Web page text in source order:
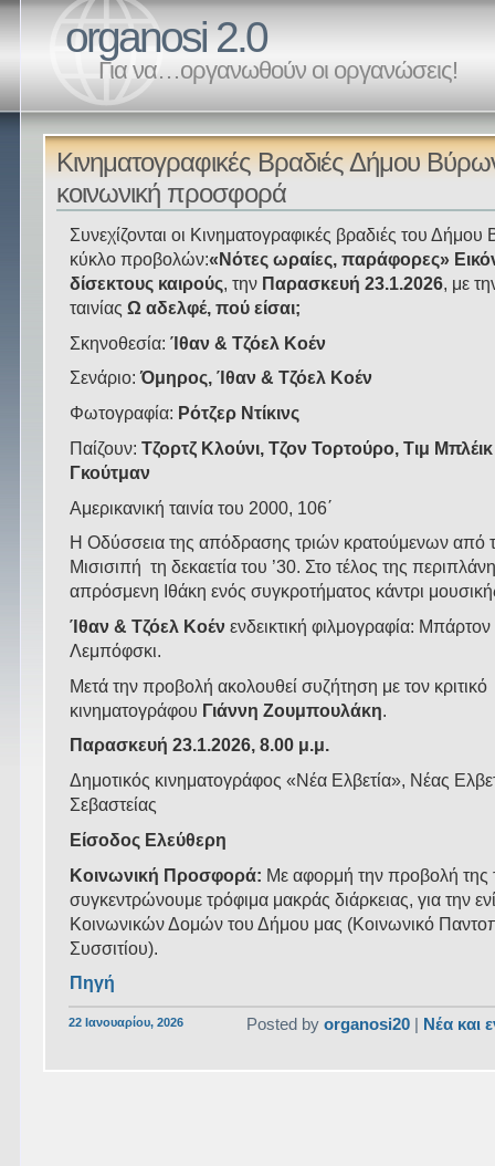
organosi 2.0
Για να…οργανωθούν οι οργανώσεις!
Κινηματογραφικές Βραδιές Δήμου
κοινωνική προσφορά
Συνεχίζονται οι Κινηματογραφικές βραδιές του
κύκλο προβολών:«Νότες ωραίες, παράφορες»
δίσεκτους καιρούς, την Παρασκευή 23.1.2026, με
ταινίαςΩ αδελφέ, πού είσαι;
Σκηνοθεσία:Ίθαν & Τζόελ Κοέν
Σενάριο:Όμηρος, Ίθαν & Τζόελ Κοέν
Φωτογραφία: Ρότζερ Ντίκινς
Παίζουν:Τζορτζ Κλούνι, Τζον Τορτούρο, Τιμ
Γκούτμαν
Αμερικανική ταινία του 2000, 106΄
Η Οδύσσεια της απόδρασης τριών κρατούμενων από
Μισισιπή τη δεκαετία του ’30. Στο τέλος της
απρόσμενη Ιθάκη ενός συγκροτήματος κάντρι
Ίθαν & Τζόελ Κοέν ενδεικτική φιλμογραφία:
Λεμπόφσκι.
Μετά την προβολή ακολουθεί συζήτηση με τον κριτικό
κινηματογράφου Γιάννη Ζουμπουλάκη.
Παρασκευή23.1.2026, 8.00 μ.μ.
Δημοτικός κινηματογράφος «Νέα Ελβετία», Νέας
Σεβαστείας
Είσοδος Ελεύθερη
Κοινωνική Προσφορά: Με αφορμή την προβολή της
συγκεντρώνουμε τρόφιμα μακράς διάρκειας, για την
Κοινωνικών Δομών του Δήμου μας (Κοινωνικό
Συσσιτίου).
Πηγή
22 Ιανουαρίου, 2026 Posted byorganosi20 Νέα και